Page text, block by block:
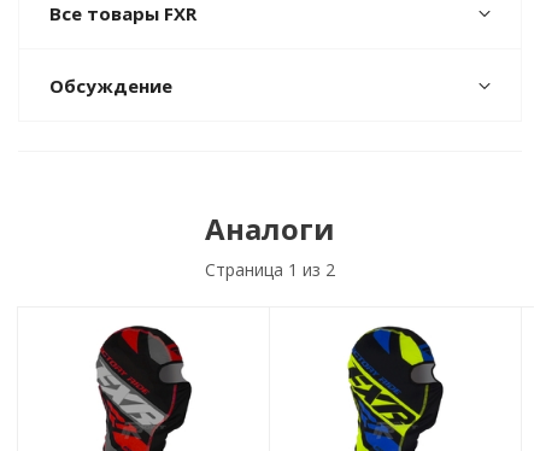
Все товары FXR
Обсуждение
Аналоги
Страница 1 из 2